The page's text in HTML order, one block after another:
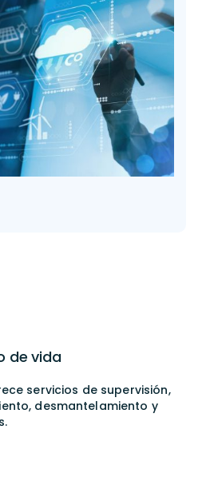
de vida
servicios de supervisión,
desmantelamiento y